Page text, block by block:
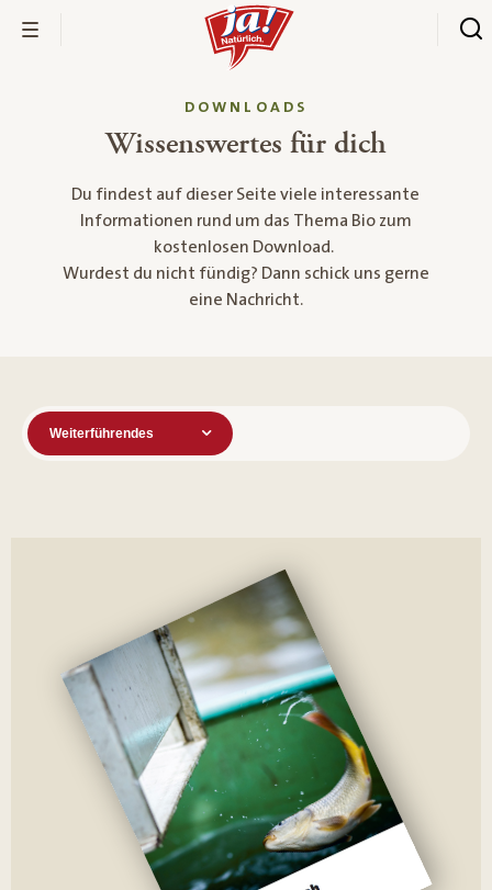
DOWNLOADS
Wissenswertes für dich
Du findest auf dieser Seite viele interessante
Informationen rund um das Thema Bio zum
kostenlosen Download.
Wurdest du nicht fündig? Dann schick uns gerne
eine Nachricht.